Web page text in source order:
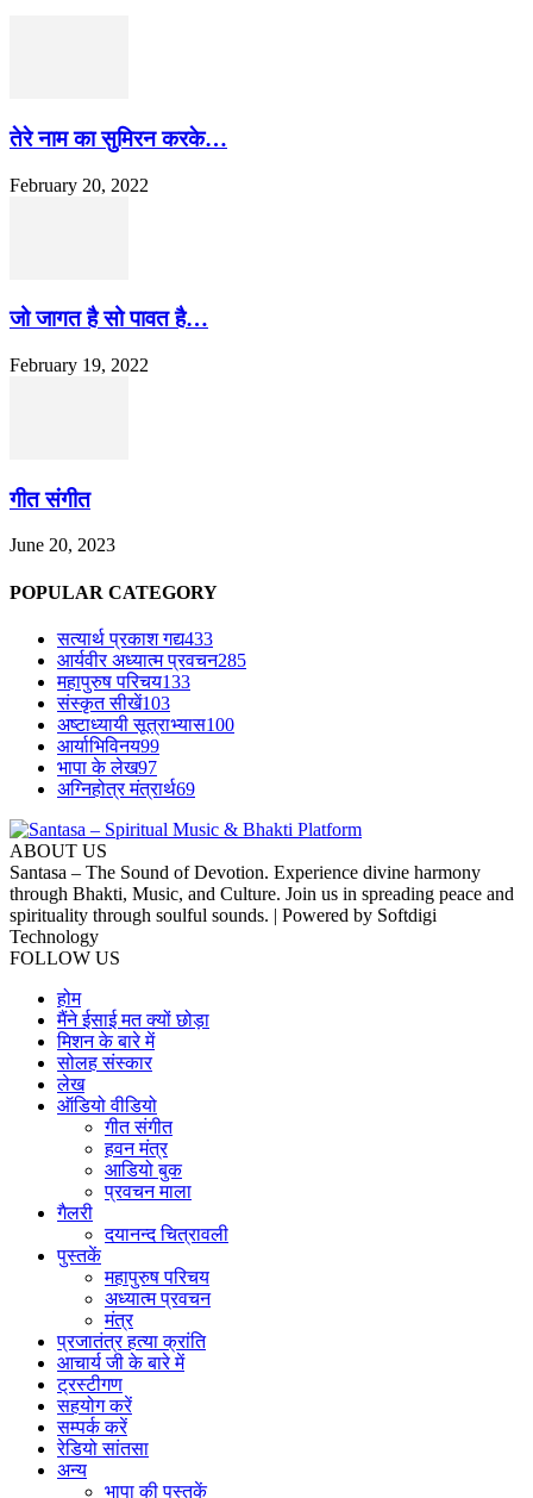
तेरे नाम का सुमिरन करके…
February 20, 2022
जो जागत है सो पावत है…
February 19, 2022
गीत संगीत
June 20, 2023
POPULAR CATEGORY
सत्यार्थ प्रकाश गद्य433
आर्यवीर अध्यात्म प्रवचन285
महापुरुष परिचय133
संस्कृत सीखें103
अष्टाध्यायी सूत्राभ्यास100
आर्याभिविनय99
भापा के लेख97
अग्निहोत्र मंत्रार्थ69
ABOUT US
Santasa – The Sound of Devotion. Experience divine harmony
through Bhakti, Music, and Culture. Join us in spreading peace and
spirituality through soulful sounds. | Powered by Softdigi
Technology
FOLLOW US
होम
मैंने ईसाई मत क्यों छोड़ा
मिशन के बारे में
सोलह संस्कार
लेख
ऑडियो वीडियो
गीत संगीत
हवन मंत्र
आडियो बुक
प्रवचन माला
गैलरी
दयानन्द चित्रावली
पुस्तकें
महापुरुष परिचय
अध्यात्म प्रवचन
मंत्र
प्रजातंत्र हत्या क्रांति
आचार्य जी के बारे में
ट्रस्टीगण
सहयोग करें
सम्पर्क करें
रेडियो सांतसा
अन्य
भापा की पुस्तकें